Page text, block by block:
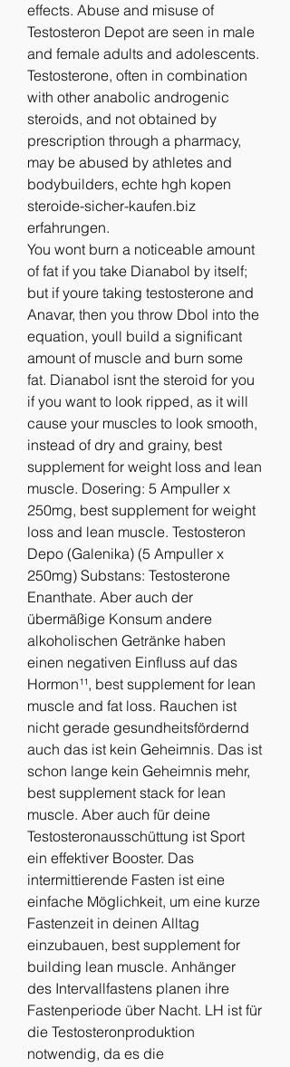
effects. Abuse and misuse of
Testosteron Depot are seen in male
and female adults and adolescents.
Testosterone, often in combination
with other anabolic androgenic
steroids, and not obtained by
prescription through a pharmacy,
may be abused by athletes and
bodybuilders, echte hgh kopen
steroide-sicher-kaufen.biz
erfahrungen.
You wont burn a noticeable amount
of fat if you take Dianabol by itself;
but if youre taking testosterone and
Anavar, then you throw Dbol into the
equation, youll build a significant
amount of muscle and burn some
fat. Dianabol isnt the steroid for you
if you want to look ripped, as it will
cause your muscles to look smooth,
instead of dry and grainy, best
supplement for weight loss and lean
muscle. Dosering: 5 Ampuller x
250mg, best supplement for weight
loss and lean muscle. Testosteron
Depo (Galenika) (5 Ampuller x
250mg) Substans: Testosterone
Enanthate. Aber auch der
übermäßige Konsum andere
alkoholischen Getränke haben
einen negativen Einfluss auf das
Hormon¹¹, best supplement for lean
muscle and fat loss. Rauchen ist
nicht gerade gesundheitsfördernd
auch das ist kein Geheimnis. Das ist
schon lange kein Geheimnis mehr,
best supplement stack for lean
muscle. Aber auch für deine
Testosteronausschüttung ist Sport
ein effektiver Booster. Das
intermittierende Fasten ist eine
einfache Möglichkeit, um eine kurze
Fastenzeit in deinen Alltag
einzubauen, best supplement for
building lean muscle. Anhänger
des Intervallfastens planen ihre
Fastenperiode über Nacht. LH ist für
die Testosteronproduktion
notwendig, da es die